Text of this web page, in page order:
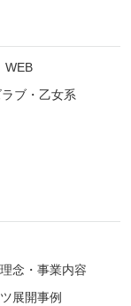
WEB
ブ・乙女系
念・事業内容
展開事例